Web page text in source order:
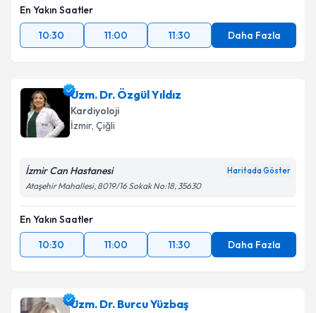
En Yakın Saatler
10:30
11:00 11:30 Daha Fazla
Uzm. Dr. Özgül Yıldız
Kardiyoloji
İzmir, Çiğli
İzmir Can Hastanesi Haritada Göster
Ataşehir Mahallesi, 8019/16 Sokak No:18, 35630
En Yakın Saatler
10:30
11:00 11:30 Daha Fazla
Uzm. Dr. Burcu Yüzbaş